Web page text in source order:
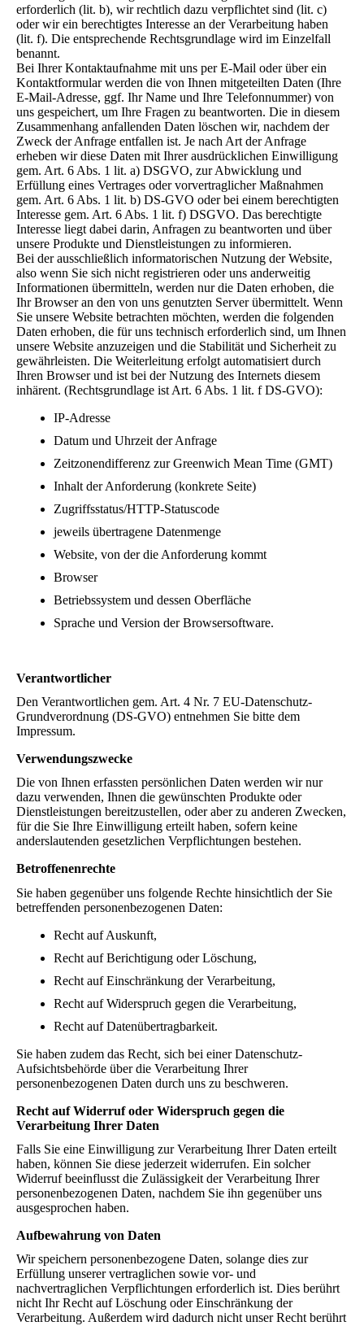
erforderlich (lit. b), wir rechtlich dazu verpflichtet sind (lit. c)
oder wir ein berechtigtes Interesse an der Verarbeitung haben
(lit. f). Die entsprechende Rechtsgrundlage wird im Einzelfall
benannt.
Bei Ihrer Kontaktaufnahme mit uns per E-Mail oder über ein
Kontaktformular werden die von Ihnen mitgeteilten Daten (Ihre
E-Mail-Adresse, ggf. Ihr Name und Ihre Telefonnummer) von
uns gespeichert, um Ihre Fragen zu beantworten. Die in diesem
Zusammenhang anfallenden Daten löschen wir, nachdem der
Zweck der Anfrage entfallen ist. Je nach Art der Anfrage
erheben wir diese Daten mit Ihrer ausdrücklichen Einwilligung
gem. Art. 6 Abs. 1 lit. a) DSGVO, zur Abwicklung und
Erfüllung eines Vertrages oder vorvertraglicher Maßnahmen
gem. Art. 6 Abs. 1 lit. b) DS-GVO oder bei einem berechtigten
Interesse gem. Art. 6 Abs. 1 lit. f) DSGVO. Das berechtigte
Interesse liegt dabei darin, Anfragen zu beantworten und über
unsere Produkte und Dienstleistungen zu informieren.
Bei der ausschließlich informatorischen Nutzung der Website,
also wenn Sie sich nicht registrieren oder uns anderweitig
Informationen übermitteln, werden nur die Daten erhoben, die
Ihr Browser an den von uns genutzten Server übermittelt. Wenn
Sie unsere Website betrachten möchten, werden die folgenden
Daten erhoben, die für uns technisch erforderlich sind, um Ihnen
unsere Website anzuzeigen und die Stabilität und Sicherheit zu
gewährleisten. Die Weiterleitung erfolgt automatisiert durch
Ihren Browser und ist bei der Nutzung des Internets diesem
inhärent. (Rechtsgrundlage ist Art. 6 Abs. 1 lit. f DS-GVO):
IP-Adresse
Datum und Uhrzeit der Anfrage
Zeitzonendifferenz zur Greenwich Mean Time (GMT)
Inhalt der Anforderung (konkrete Seite)
Zugriffsstatus/HTTP-Statuscode
jeweils übertragene Datenmenge
Website, von der die Anforderung kommt
Browser
Betriebssystem und dessen Oberfläche
Sprache und Version der Browsersoftware.
Verantwortlicher
Den Verantwortlichen gem. Art. 4 Nr. 7 EU-Datenschutz-
Grundverordnung (DS-GVO) entnehmen Sie bitte dem
Impressum.
Verwendungszwecke
Die von Ihnen erfassten persönlichen Daten werden wir nur
dazu verwenden, Ihnen die gewünschten Produkte oder
Dienstleistungen bereitzustellen, oder aber zu anderen Zwecken,
für die Sie Ihre Einwilligung erteilt haben, sofern keine
anderslautenden gesetzlichen Verpflichtungen bestehen.
Betroffenenrechte
Sie haben gegenüber uns folgende Rechte hinsichtlich der Sie
betreffenden personenbezogenen Daten:
Recht auf Auskunft,
Recht auf Berichtigung oder Löschung,
Recht auf Einschränkung der Verarbeitung,
Recht auf Widerspruch gegen die Verarbeitung,
Recht auf Datenübertragbarkeit.
Sie haben zudem das Recht, sich bei einer Datenschutz-
Aufsichtsbehörde über die Verarbeitung Ihrer
personenbezogenen Daten durch uns zu beschweren.
Recht auf Widerruf oder Widerspruch gegen die
Verarbeitung Ihrer Daten
Falls Sie eine Einwilligung zur Verarbeitung Ihrer Daten erteilt
haben, können Sie diese jederzeit widerrufen. Ein solcher
Widerruf beeinflusst die Zulässigkeit der Verarbeitung Ihrer
personenbezogenen Daten, nachdem Sie ihn gegenüber uns
ausgesprochen haben.
Aufbewahrung von Daten
Wir speichern personenbezogene Daten, solange dies zur
Erfüllung unserer vertraglichen sowie vor- und
nachvertraglichen Verpflichtungen erforderlich ist. Dies berührt
nicht Ihr Recht auf Löschung oder Einschränkung der
Verarbeitung. Außerdem wird dadurch nicht unser Recht berührt